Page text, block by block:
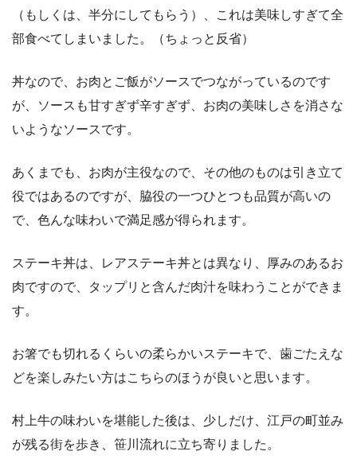
（もしくは、半分にしてもらう）、これは美味しすぎて全
部食べてしまいました。（ちょっと反省）
丼なので、お肉とご飯がソースでつながっているのです
が、ソースも甘すぎず辛すぎず、お肉の美味しさを消さな
いようなソースです。
あくまでも、お肉が主役なので、その他のものは引き立て
役ではあるのですが、脇役の一つひとつも品質が高いの
で、色んな味わいで満足感が得られます。
ステーキ丼は、レアステーキ丼とは異なり、厚みのあるお
肉ですので、タップリと含んだ肉汁を味わうことができま
す。
お箸でも切れるくらいの柔らかいステーキで、歯ごたえな
どを楽しみたい方はこちらのほうが良いと思います。
村上牛の味わいを堪能した後は、少しだけ、江戸の町並み
が残る街を歩き、笹川流れに立ち寄りました。